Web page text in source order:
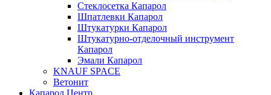
Cтеклосетка Капарол
Шпатлевки Капарол
Штукатурки Капарол
Штукатурно-отделочный инструмент
Капарол
Эмали Капарол
KNAUF SPACE
Ветонит
Капарол Центр